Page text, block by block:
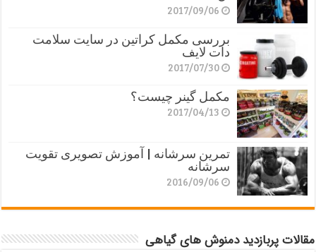
2017/09/06
بررسی مکمل کراتین در سایت سلامت
دات لایف
2017/07/30
مکمل گینر چیست؟
2017/04/13
تمرین سرشانه | آموزش تصویری تقویت
سرشانه
2016/09/06
مقالات پربازدید دمنوش های گیاهی